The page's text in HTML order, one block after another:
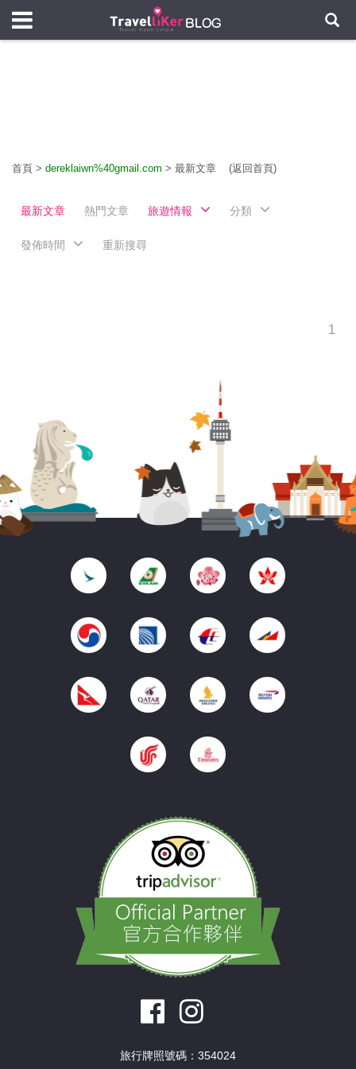
首頁 > dereklaiwn%40gmail.com > 最新文章 (返回首頁)
最新文章 熱門文章 旅遊情報 分類
發佈時間 重新搜尋
1
旅行牌照號碼：354024